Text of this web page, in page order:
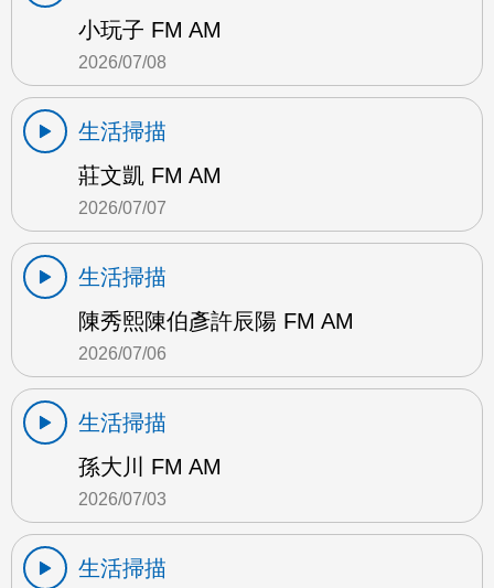
小玩子 FM AM
2026/07/08
生活掃描
莊文凱 FM AM
2026/07/07
生活掃描
陳秀熙陳伯彥許辰陽 FM AM
2026/07/06
生活掃描
孫大川 FM AM
2026/07/03
生活掃描